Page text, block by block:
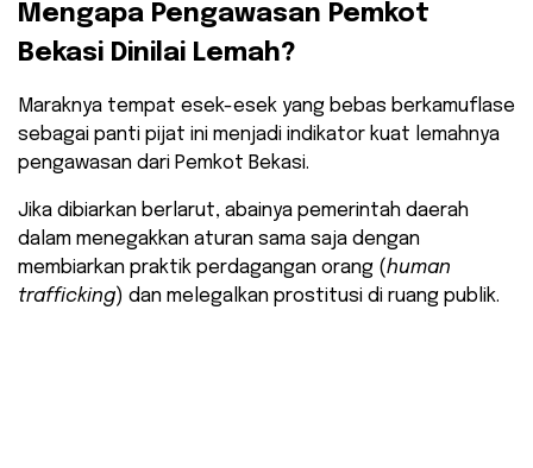
​Mengapa Pengawasan Pemkot
Bekasi Dinilai Lemah?
​Maraknya tempat esek-esek yang bebas berkamuflase
sebagai panti pijat ini menjadi indikator kuat lemahnya
pengawasan dari Pemkot Bekasi.
Jika dibiarkan berlarut, abainya pemerintah daerah
dalam menegakkan aturan sama saja dengan
membiarkan praktik perdagangan orang (human
trafficking) dan melegalkan prostitusi di ruang publik.